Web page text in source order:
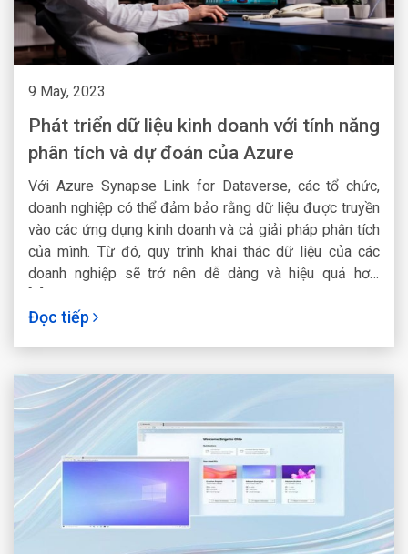
9 May, 2023
Phát triển dữ liệu kinh doanh với tính năng
phân tích và dự đoán của Azure
Với Azure Synapse Link for Dataverse, các tổ chức,
doanh nghiệp có thể đảm bảo rằng dữ liệu được truyền
vào các ứng dụng kinh doanh và cả giải pháp phân tích
của mình. Từ đó, quy trình khai thác dữ liệu của các
doanh nghiệp sẽ trở nên dễ dàng và hiệu quả hơn.
Đọc tiếp